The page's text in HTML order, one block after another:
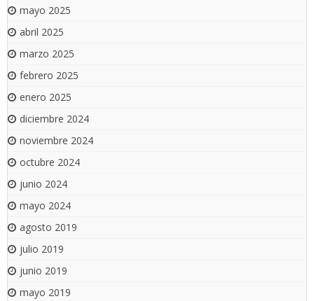
mayo 2025
abril 2025
marzo 2025
febrero 2025
enero 2025
diciembre 2024
noviembre 2024
octubre 2024
junio 2024
mayo 2024
agosto 2019
julio 2019
junio 2019
mayo 2019